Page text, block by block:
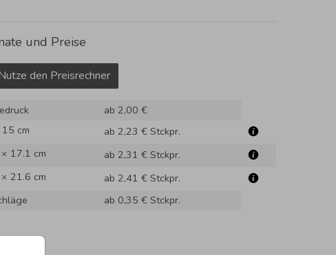
und Preise
den Preisrechner
ab 2,00 €
cm
ab 2,23 € Stckpr.
17.1 cm
ab 2,31 € Stckpr.
21.6 cm
ab 2,41 € Stckpr.
ab 0,35 € Stckpr.